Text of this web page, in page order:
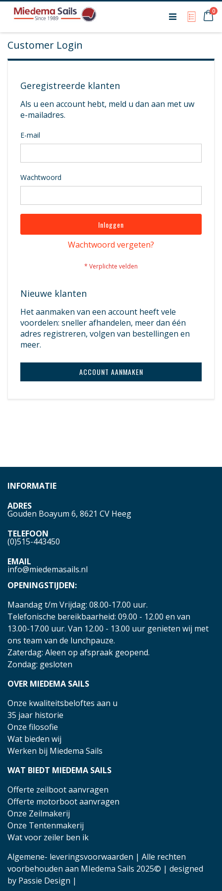
My0
Customer Login
Geregistreerde klanten
Als u een account hebt, meld u dan aan met uw
e-mailadres.
E-mail
Wachtwoord
Inloggen
Wachtwoord vergeten?
Nieuwe klanten
Het aanmaken van een account heeft vele
voordelen: sneller afhandelen, meer dan één
adres registreren, volgen van bestellingen en
meer.
ACCOUNT AANMAKEN
INFORMATIE
ADRES
Gouden Boayum 6, 8621 CV Heeg
TELEFOON
(0)515-443450
EMAIL
info@miedemasails.nl
OPENINGSTIJDEN:
Maandag t/m Vrijdag: 08.00-17.00 uur.
Telefonische bereikbaarheid: 09.00 - 12.00 en van
13.00-17.00 uur. Van 12.00 - 13.00 uur genieten wij met
ons team van de lunchpauze.
Zaterdag: Aleen op afspraak geopend.
Zondag: gesloten
OVER MIEDEMA SAILS
Onze kwaliteitsbeloftes aan u
35 jaar historie
Onze filosofie
Wat bieden wij
Werken bij Miedema Sails
WAT BIEDT MIEDEMA SAILS
Offerte zeilboot aanvragen
Offerte motorboot aanvragen
Onze Zeilmakerij
Onze Tentenmakerij
Wat voor zeiler ben ik
Algemene- leveringsvoorwaarden | Alle rechten
voorbehouden aan MIedema Sails 2025© | designed
by Passie Design |